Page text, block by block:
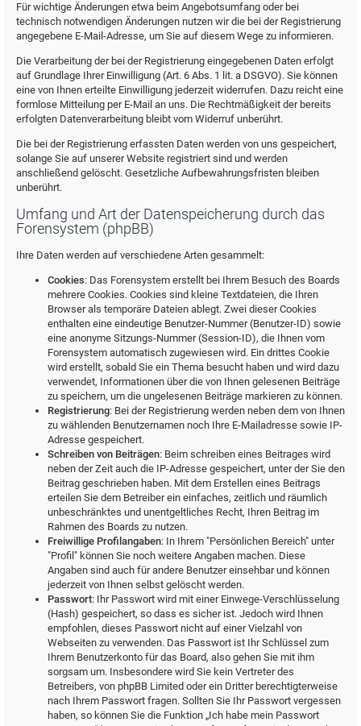
Für wichtige Änderungen etwa beim Angebotsumfang oder bei
technisch notwendigen Änderungen nutzen wir die bei der Registrierung
angegebene E-Mail-Adresse, um Sie auf diesem Wege zu informieren.
Die Verarbeitung der bei der Registrierung eingegebenen Daten erfolgt
auf Grundlage Ihrer Einwilligung (Art. 6 Abs. 1 lit. a DSGVO). Sie können
eine von Ihnen erteilte Einwilligung jederzeit widerrufen. Dazu reicht eine
formlose Mitteilung per E-Mail an uns. Die Rechtmäßigkeit der bereits
erfolgten Datenverarbeitung bleibt vom Widerruf unberührt.
Die bei der Registrierung erfassten Daten werden von uns gespeichert,
solange Sie auf unserer Website registriert sind und werden
anschließend gelöscht. Gesetzliche Aufbewahrungsfristen bleiben
unberührt.
Umfang und Art der Datenspeicherung durch das
Forensystem (phpBB)
Ihre Daten werden auf verschiedene Arten gesammelt:
Cookies: Das Forensystem erstellt bei Ihrem Besuch des Boards
mehrere Cookies. Cookies sind kleine Textdateien, die Ihren
Browser als temporäre Dateien ablegt. Zwei dieser Cookies
enthalten eine eindeutige Benutzer-Nummer (Benutzer-ID) sowie
eine anonyme Sitzungs-Nummer (Session-ID), die Ihnen vom
Forensystem automatisch zugewiesen wird. Ein drittes Cookie
wird erstellt, sobald Sie ein Thema besucht haben und wird dazu
verwendet, Informationen über die von Ihnen gelesenen Beiträge
zu speichern, um die ungelesenen Beiträge markieren zu können.
Registrierung: Bei der Registrierung werden neben dem von Ihnen
zu wählenden Benutzernamen noch Ihre E-Mailadresse sowie IP-
Adresse gespeichert.
Schreiben von Beiträgen: Beim schreiben eines Beitrages wird
neben der Zeit auch die IP-Adresse gespeichert, unter der Sie den
Beitrag geschrieben haben. Mit dem Erstellen eines Beitrags
erteilen Sie dem Betreiber ein einfaches, zeitlich und räumlich
unbeschränktes und unentgeltliches Recht, Ihren Beitrag im
Rahmen des Boards zu nutzen.
Freiwillige Profilangaben: In Ihrem "Persönlichen Bereich" unter
"Profil" können Sie noch weitere Angaben machen. Diese
Angaben sind auch für andere Benutzer einsehbar und können
jederzeit von Ihnen selbst gelöscht werden.
Passwort: Ihr Passwort wird mit einer Einwege-Verschlüsselung
(Hash) gespeichert, so dass es sicher ist. Jedoch wird Ihnen
empfohlen, dieses Passwort nicht auf einer Vielzahl von
Webseiten zu verwenden. Das Passwort ist Ihr Schlüssel zum
Ihrem Benutzerkonto für das Board, also gehen Sie mit ihm
sorgsam um. Insbesondere wird Sie kein Vertreter des
Betreibers, von phpBB Limited oder ein Dritter berechtigterweise
nach Ihrem Passwort fragen. Sollten Sie Ihr Passwort vergessen
haben, so können Sie die Funktion „Ich habe mein Passwort